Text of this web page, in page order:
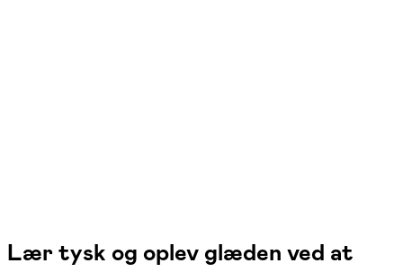
Lær tysk og oplev glæden ved at